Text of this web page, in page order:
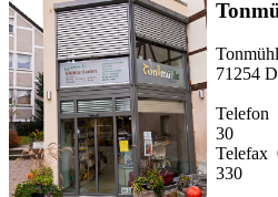
71254
Telefon
30
Telefax
330